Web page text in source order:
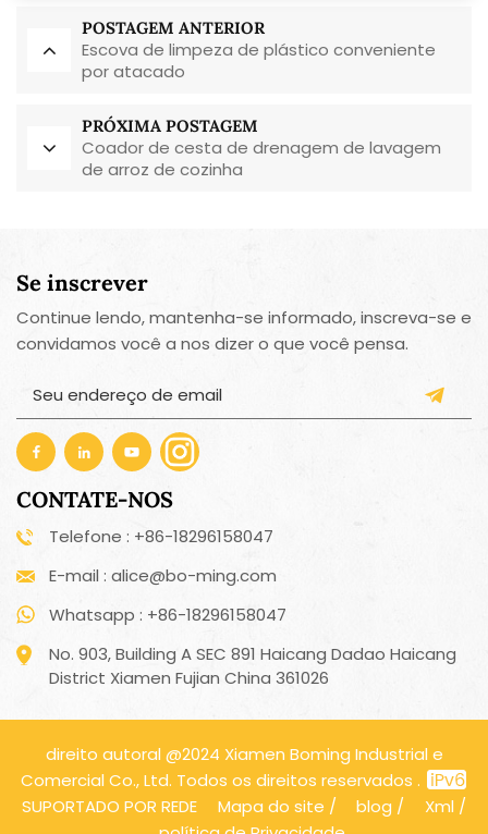
POSTAGEM ANTERIOR
Escova de limpeza de plástico conveniente
por atacado
PRÓXIMA POSTAGEM
Coador de cesta de drenagem de lavagem
de arroz de cozinha
Se inscrever
Continue lendo, mantenha-se informado, inscreva-se e
convidamos você a nos dizer o que você pensa.
CONTATE-NOS
Telefone : +86-18296158047
E-mail : alice@bo-ming.com
Whatsapp : +86-18296158047
No. 903, Building A SEC 891 Haicang Dadao Haicang
District Xiamen Fujian China 361026
direito autoral @2024 Xiamen Boming Industrial e
Comercial Co., Ltd. Todos os direitos reservados .
SUPORTADO POR REDE
Mapa do site / blog / Xml /